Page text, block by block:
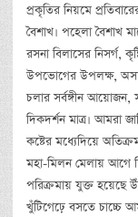
প্রকৃতির নিয়মে
বৈশাখ। পহেলা বৈশাখ
রসনা বিলাসের নিসর্গ,
উপভোগের উপলক্ষ,
চলার সর্বঙ্গীন আয়োজন,
দিকদর্শন মাত্র। আমরা
কষ্টের মধ্যেদিয়ে
মহা-মিলন মেলায় আগে
পরিক্রমায় যুক্ত হয়েছে
খুঁটিগেঢ়ে বসতে চাচ্চে